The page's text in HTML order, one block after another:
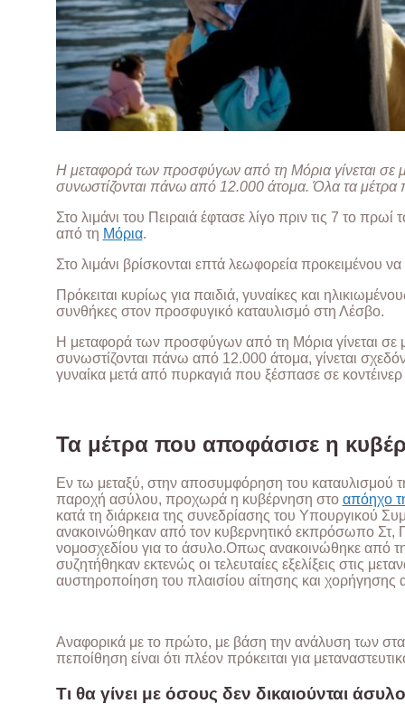
Η μεταφορά των προσφύγων από τη Μόρια γίνεται
συνωστίζονται πάνω από 12.000 άτομα. Όλα τα
Στο λιμάνι του Πειραιά έφτασε λίγο πριν τις 7 το
από τη Μόρια.
Στο λιμάνι βρίσκονται επτά λεωφορεία προκειμένου
Πρόκειται κυρίως για παιδιά, γυναίκες και
συνθήκες στον προσφυγικό καταυλισμό στη Λέσβο.
Η μεταφορά των προσφύγων από τη Μόρια γίνεται
συνωστίζονται πάνω από 12.000 άτομα, γίνεται
γυναίκα μετά από πυρκαγιά που ξέσπασε σε
Τα μέτρα που αποφάσισε η
Εν τω μεταξύ, στην αποσυμφόρηση του καταυλισμού
παροχή ασύλου, προχωρά η κυβέρνηση στο απόηχο
κατά τη διάρκεια της συνεδρίασης του Υπουργικού
ανακοινώθηκαν από τον κυβερνητικό εκπρόσωπο Στ,
νομοσχεδίου για το άσυλο.Οπως ανακοινώθηκε από
συζητήθηκαν εκτενώς οι τελευταίες εξελίξεις στις
αυστηροποίηση του πλαισίου αίτησης και χορήγησης
Αναφορικά με το πρώτο, με βάση την ανάλυση των
πεποίθηση είναι ότι πλέον πρόκειται για
Τι θα γίνει με όσους δεν δικαιούνται άσυλο